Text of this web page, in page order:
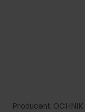
Producent: OCHNIK